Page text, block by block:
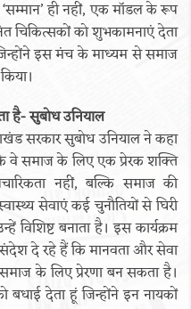
ही नहीं, एक मॉडल के रूप
चिकित्सकों को शुभकामनाएं देता
इस मंच के माध्यम से समाज
है- सुबोध उनियाल
सरकार सुबोध उनियाल ने कहा
समाज के लिए एक प्रेरक शक्ति
नहीं, बल्कि समाज की
सेवाएं कई चुनौतियों से घिरी
विशिष्ट बनाता है। इस कार्यक्रम
दे रहे हैं कि मानवता और सेवा
के लिए प्रेरणा बन सकता है।
देता हूं जिन्होंने इन नायकों